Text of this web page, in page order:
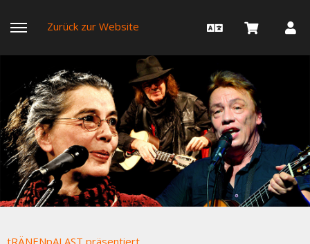
Zurück zur Website
tRÄNENpALAST präsentiert